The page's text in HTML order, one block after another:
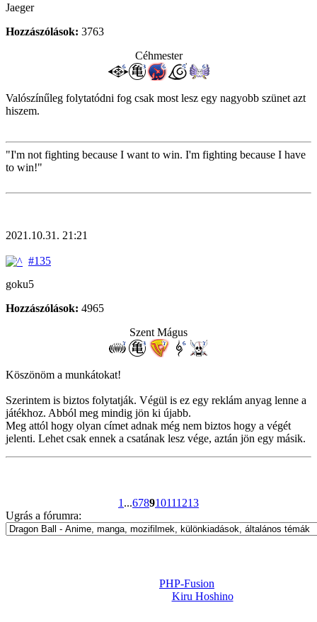
Jaeger
Hozzászólások: 3763
Céhmester
Valószínűleg folytatódni fog csak most lesz egy nagyobb szünet azt
hiszem.
"I'm not fighting because I want to win. I'm fighting because I have
to win!"
2021.10.31. 21:21
#135
goku5
Hozzászólások: 4965
Szent Mágus
Köszönöm a munkátokat!
Szerintem is biztos folytatják. Végül is ez egy reklám anyag lenne a
játékhoz. Abból meg mindig jön ki újabb.
Meg attól hogy olyan címet adnak még nem biztos hogy a végét
jelenti. Lehet csak ennek a csatának lesz vége, aztán jön egy másik.
1 ...678910111213
Ugrás a fórumra:
PHP-Fusion
Kiru Hoshino